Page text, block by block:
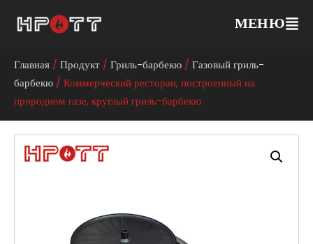
МЕНЮ
Главная / Продукт / Гриль-барбекю / Газовый гриль-
барбекю / Коммерческий ресторан, построенный на
природном газе, круглый гриль-барбекю